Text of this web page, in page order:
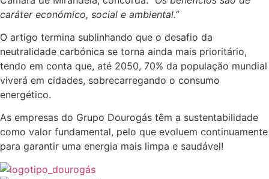
caráter económico, social e ambiental.”
O artigo termina sublinhando que o desafio da
neutralidade carbónica se torna ainda mais prioritário,
tendo em conta que, até 2050, 70% da população mundial
viverá em cidades, sobrecarregando o consumo
energético.
As empresas do Grupo Dourogás têm a sustentabilidade
como valor fundamental, pelo que evoluem continuamente
para garantir uma energia mais limpa e saudável!